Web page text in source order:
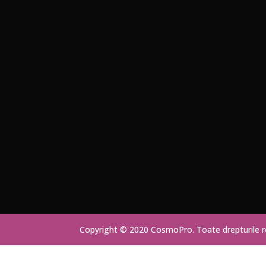
Copyright © 2020 CosmoPro. Toate drepturile